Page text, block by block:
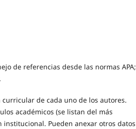
de referencias desde las normas APA;
curricular de cada uno de los autores.
académicos (se listan del más
Pueden anexar otros datos